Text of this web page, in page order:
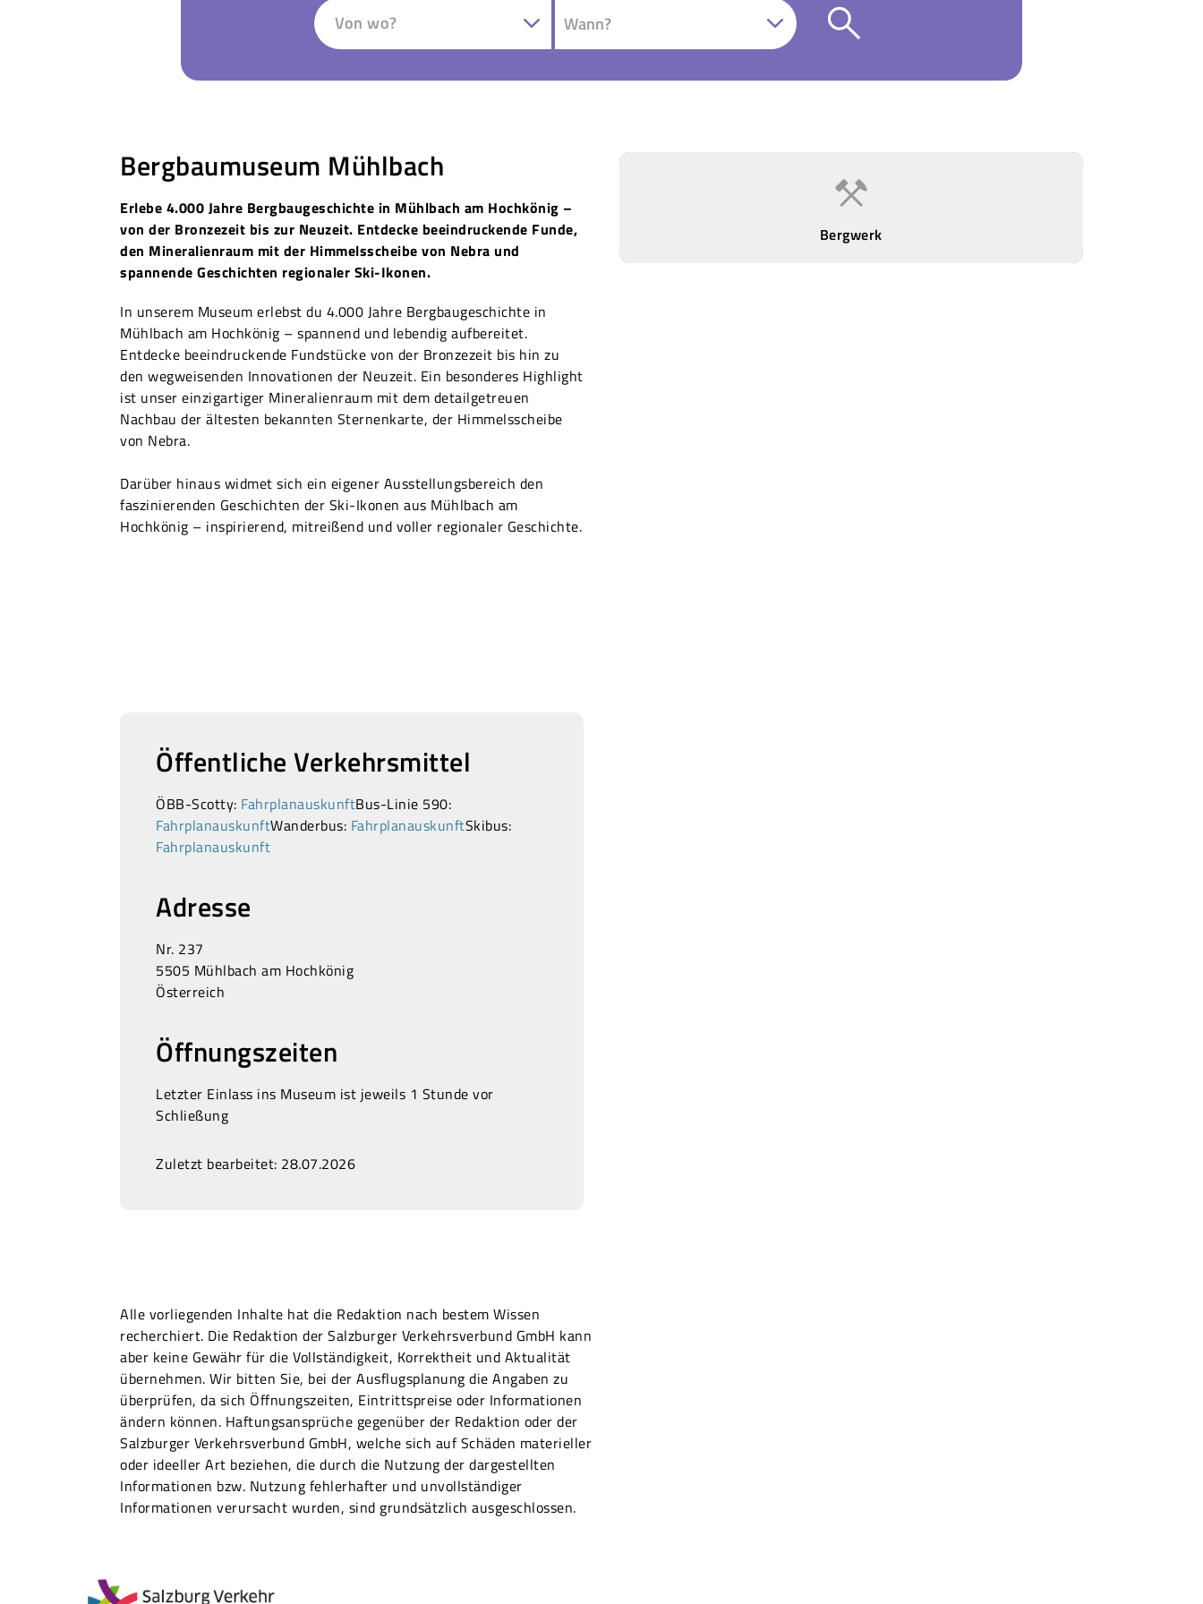
Von wo?
Bergbaumuseum Mühlbach
Erlebe 4.000 Jahre Bergbaugeschichte in Mühlbach am Hochkönig –
von der Bronzezeit bis zur Neuzeit. Entdecke beeindruckende Funde,
den Mineralienraum mit der Himmelsscheibe von Nebra und
spannende Geschichten regionaler Ski-Ikonen.
In unserem Museum erlebst du 4.000 Jahre Bergbaugeschichte in
Mühlbach am Hochkönig – spannend und lebendig aufbereitet.
Entdecke beeindruckende Fundstücke von der Bronzezeit bis hin zu
den wegweisenden Innovationen der Neuzeit. Ein besonderes Highlight
ist unser einzigartiger Mineralienraum mit dem detailgetreuen
Nachbau der ältesten bekannten Sternenkarte, der Himmelsscheibe
von Nebra.
Darüber hinaus widmet sich ein eigener Ausstellungsbereich den
faszinierenden Geschichten der Ski-Ikonen aus Mühlbach am
Hochkönig – inspirierend, mitreißend und voller regionaler Geschichte.
Bergwerk
Öffentliche Verkehrsmittel
ÖBB-Scotty: FahrplanauskunftBus-Linie 590:
FahrplanauskunftWanderbus: FahrplanauskunftSkibus:
Fahrplanauskunft
Adresse
Nr. 237
5505 Mühlbach am Hochkönig
Österreich
Öffnungszeiten
Letzter Einlass ins Museum ist jeweils 1 Stunde vor
Schließung
Zuletzt bearbeitet: 28.07.2026
Alle vorliegenden Inhalte hat die Redaktion nach bestem Wissen
recherchiert. Die Redaktion der Salzburger Verkehrsverbund GmbH kann
aber keine Gewähr für die Vollständigkeit, Korrektheit und Aktualität
übernehmen. Wir bitten Sie, bei der Ausflugsplanung die Angaben zu
überprüfen, da sich Öffnungszeiten, Eintrittspreise oder Informationen
ändern können. Haftungsansprüche gegenüber der Redaktion oder der
Salzburger Verkehrsverbund GmbH, welche sich auf Schäden materieller
oder ideeller Art beziehen, die durch die Nutzung der dargestellten
Informationen bzw. Nutzung fehlerhafter und unvollständiger
Informationen verursacht wurden, sind grundsätzlich ausgeschlossen.